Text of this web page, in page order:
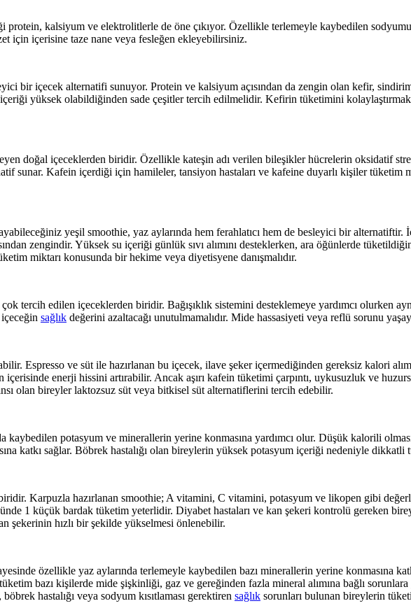
protein, kalsiyum ve elektrolitlerle de öne çıkıyor. Özellikle terlemeyle kaybedilen
için içerisine taze nane veya fesleğen ekleyebilirsiniz.
bir içecek alternatifi sunuyor. Protein ve kalsiyum açısından da zengin olan kefir,
yüksek olabildiğinden sade çeşitler tercih edilmelidir. Kefirin tüketimini
doğal içeceklerden biridir. Özellikle kateşin adı verilen bileşikler hücrelerin oksidatif
sunar. Kafein içerdiği için hamileler, tansiyon hastaları ve kafeine duyarlı kişiler
yeşil smoothie, yaz aylarında hem ferahlatıcı hem de besleyici bir
zengindir. Yüksek su içeriği günlük sıvı alımını desteklerken, ara öğünlerde
miktarı konusunda bir hekime veya diyetisyene danışmalıdır.
tercih edilen içeceklerden biridir. Bağışıklık sistemini desteklemeye yardımcı olurken
sağlık değerini azaltacağı unutulmamalıdır. Mide hassasiyeti veya reflü sorunu
Espresso ve süt ile hazırlanan bu içecek, ilave şeker içermediğinden gereksiz kalori
içerisinde enerji hissini artırabilir. Ancak aşırı kafein tüketimi çarpıntı, uykusuzluk ve
olan bireyler laktozsuz süt veya bitkisel süt alternatiflerini tercih edebilir.
potasyum ve minerallerin yerine konmasına yardımcı olur. Düşük kalorili
katkı sağlar. Böbrek hastalığı olan bireylerin yüksek potasyum içeriği nedeniyle dikkatli
Karpuzla hazırlanan smoothie; A vitamini, C vitamini, potasyum ve likopen gibi
1 küçük bardak tüketim yeterlidir. Diyabet hastaları ve kan şekeri kontrolü gereken
şekerinin hızlı bir şekilde yükselmesi önlenebilir.
özellikle yaz aylarında terlemeyle kaybedilen bazı minerallerin yerine konmasına
tüketim bazı kişilerde mide şişkinliği, gaz ve gereğinden fazla mineral alımına bağlı
hastalığı veya sodyum kısıtlaması gerektiren sağlık sorunları bulunan bireylerin